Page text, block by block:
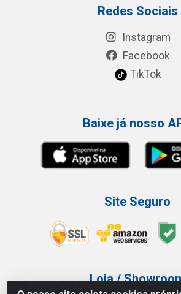
Redes Sociais
Instagram
Facebook
TikTok
Baixe já nosso
Site Seguro
Loja /